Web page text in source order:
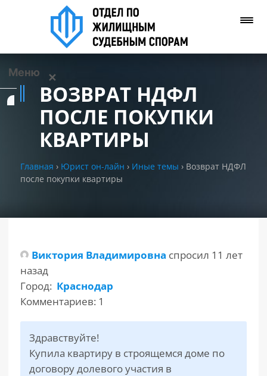
Меню ✕
Контакты
(WhatsApp)
Позвонить нам
РАЗДЕЛЫ
САЙТА
ВОЗВРАТ НДФЛ
ПОСЛЕ ПОКУПКИ
КВАРТИРЫ
Главная › Юрист он-лайн › Иные темы › Возврат НДФЛ
после покупки квартиры
Виктория Владимировна спросил 11 лет
назад
Город: Краснодар
Комментариев: 1
Здравствуйте!
Купила квартиру в строящемся доме по
договору долевого участия в